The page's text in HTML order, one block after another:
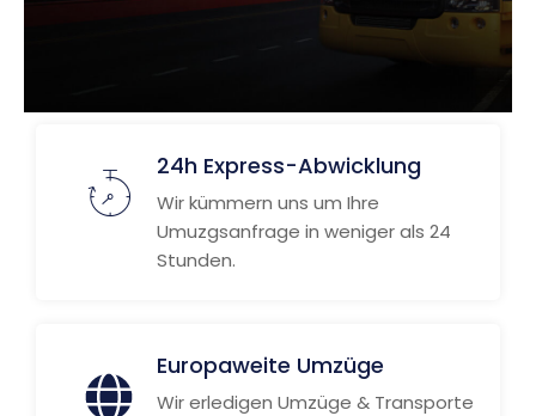
24h Express-Abwicklung
Wir kümmern uns um Ihre
Umuzgsanfrage in weniger als 24
Stunden.
Europaweite Umzüge
Wir erledigen Umzüge & Transporte